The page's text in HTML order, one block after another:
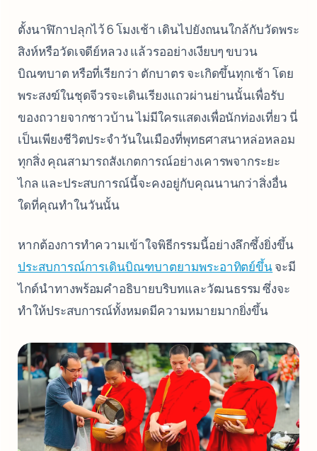
ตั้งนาฬิกาปลุกไว้ 6 โมงเช้า เดินไปยังถนนใกล้กับวัดพระ
สิงห์หรือวัดเจดีย์หลวง แล้วรออย่างเงียบๆ ขบวน
บิณฑบาต หรือที่เรียกว่า ตักบาตร จะเกิดขึ้นทุกเช้า โดย
พระสงฆ์ในชุดจีวรจะเดินเรียงแถวผ่านย่านนั้นเพื่อรับ
ของถวายจากชาวบ้าน ไม่มีใครแสดงเพื่อนักท่องเที่ยว นี่
เป็นเพียงชีวิตประจำวันในเมืองที่พุทธศาสนาหล่อหลอม
ทุกสิ่ง คุณสามารถสังเกตการณ์อย่างเคารพจากระยะ
ไกล และประสบการณ์นี้จะคงอยู่กับคุณนานกว่าสิ่งอื่น
ใดที่คุณทำในวันนั้น
หากต้องการทำความเข้าใจพิธีกรรมนี้อย่างลึกซึ้งยิ่งขึ้น
ประสบการณ์การเดินบิณฑบาตยามพระอาทิตย์ขึ้นจะมี
ไกด์นำทางพร้อมคำอธิบายบริบทและวัฒนธรรม ซึ่งจะ
ทำให้ประสบการณ์ทั้งหมดมีความหมายมากยิ่งขึ้น